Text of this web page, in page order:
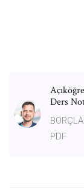
Ders
PDF